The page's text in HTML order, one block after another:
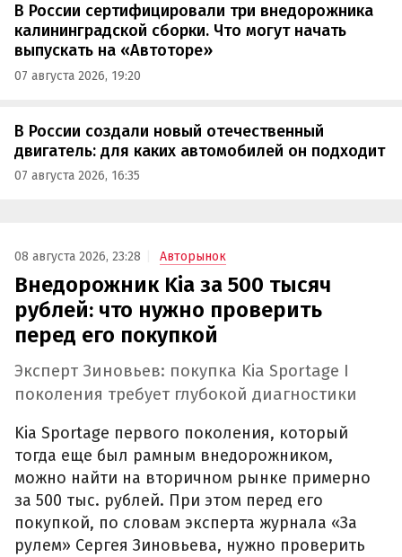
В России сертифицировали три внедорожника
калининградской сборки. Что могут начать
выпускать на «Автоторе»
07 августа 2026, 19:20
В России создали новый отечественный
двигатель: для каких автомобилей он подходит
07 августа 2026, 16:35
08 августа 2026, 23:28 Авторынок
Внедорожник Kia за 500 тысяч
рублей: что нужно проверить
перед его покупкой
Эксперт Зиновьев: покупка Kia Sportage I
поколения требует глубокой диагностики
Kia Sportage первого поколения, который
тогда еще был рамным внедорожником,
можно найти на вторичном рынке примерно
за 500 тыс. рублей. При этом перед его
покупкой, по словам эксперта журнала «За
рулем» Сергея Зиновьева, нужно проверить